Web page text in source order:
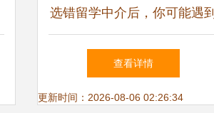
选错留学中介后，你可能遇到
的坑
查看详情
更新时间：2026-08-06 02:26:34